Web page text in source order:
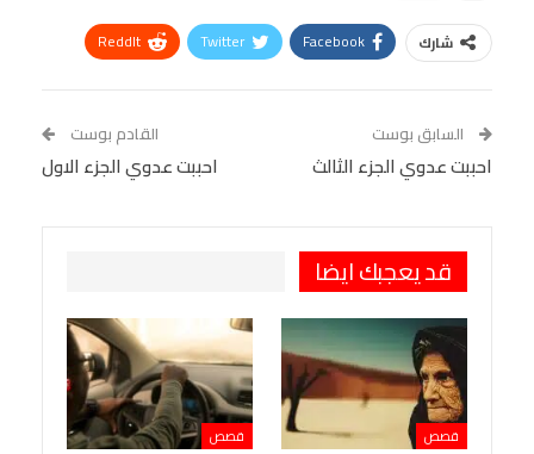
شارك Facebook
Twitter
ReddIt
Tumblr
البريد الإلكتروني
VK
السابق بوست
احببت عدوي الجزء الثالث
القادم بوست
احببت عدوي الجزء الاول
قد يعجبك ايضا
قصص قصص